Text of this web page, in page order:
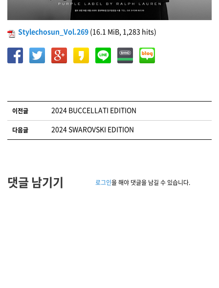
Stylechosun_Vol.269 (16.1 MiB, 1,283 hits)
이전글 2024 BUCCELLATI EDITION
다음글 2024 SWAROVSKI EDITION
댓글 남기기 로그인을 해야 댓글을 남길 수 있습니다.